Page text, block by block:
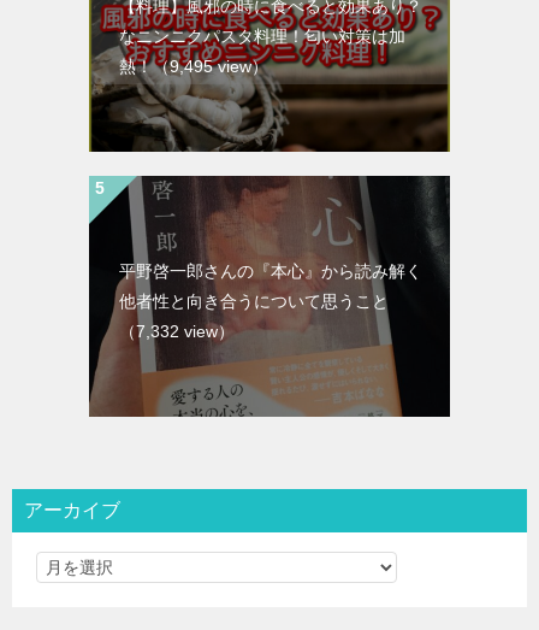
【料理】風邪の時に食べると効果あり？
なニンニクパスタ料理！匂い対策は加
熱！（9,495 view）
平野啓一郎さんの『本心』から読み解く
他者性と向き合うについて思うこと
（7,332 view）
アーカイブ